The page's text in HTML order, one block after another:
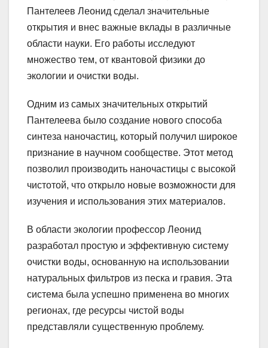
Пантелеев Леонид сделал значительные
открытия и внес важные вклады в различные
области науки. Его работы исследуют
множество тем, от квантовой физики до
экологии и очистки воды.
Одним из самых значительных открытий
Пантелеева было создание нового способа
синтеза наночастиц, который получил широкое
признание в научном сообществе. Этот метод
позволил производить наночастицы с высокой
чистотой, что открыло новые возможности для
изучения и использования этих материалов.
В области экологии профессор Леонид
разработал простую и эффективную систему
очистки воды, основанную на использовании
натуральных фильтров из песка и гравия. Эта
система была успешно применена во многих
регионах, где ресурсы чистой воды
представляли существенную проблему.